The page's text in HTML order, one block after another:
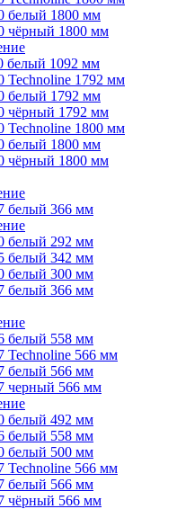
белый 1800 мм
чёрный 1800 мм
белый 1092 мм
Technoline 1792 мм
белый 1792 мм
чёрный 1792 мм
Technoline 1800 мм
белый 1800 мм
чёрный 1800 мм
белый 366 мм
белый 292 мм
белый 342 мм
белый 300 мм
белый 366 мм
белый 558 мм
Technoline 566 мм
белый 566 мм
черный 566 мм
белый 492 мм
белый 558 мм
белый 500 мм
Technoline 566 мм
белый 566 мм
чёрный 566 мм